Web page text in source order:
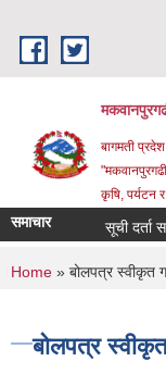
बागमती
कृषि, पर्यटन र
समाचार सूची दर्ता
You are
Home » बोलपत्र स्वीकृत
बोलपत्र